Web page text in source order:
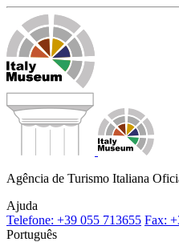
Agência de Turismo Italiana
Ajuda
Telefone: +39 055 713655 Fax:
Português